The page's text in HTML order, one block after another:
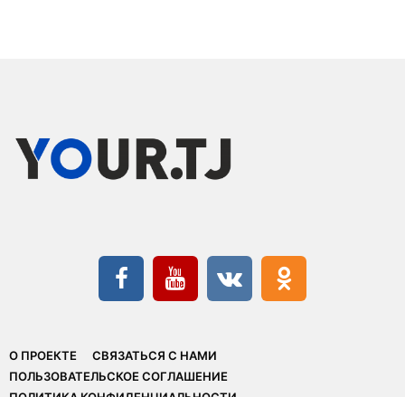
О ПРОЕКТЕ
СВЯЗАТЬСЯ С НАМИ
ПОЛЬЗОВАТЕЛЬСКОЕ СОГЛАШЕНИЕ